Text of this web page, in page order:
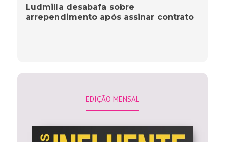
Ludmilla desabafa sobre
arrependimento após assinar contrato
EDIÇÃO MENSAL